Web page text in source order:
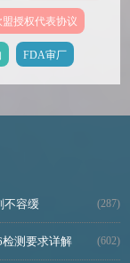
盟授权代表协议
FDA审厂
不容缓 (287)
检测要求详解 (602)